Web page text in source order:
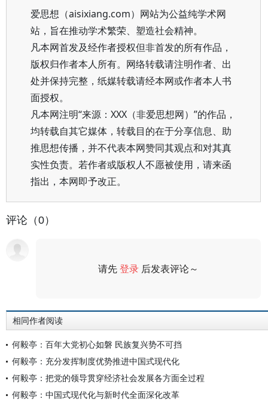
爱思想（aisixiang.com）网站为公益纯学术网
站，旨在推动学术繁荣、塑造社会精神。
凡本网首发及经作者授权但非首发的所有作品，
版权归作者本人所有。网络转载请注明作者、出
处并保持完整，纸媒转载请经本网或作者本人书
面授权。
凡本网注明“来源：XXX（非爱思想网）”的作品，
均转载自其它媒体，转载目的在于分享信息、助
推思想传播，并不代表本网赞同其观点和对其真
实性负责。若作者或版权人不愿被使用，请来函
指出，本网即予改正。
评论（0）
请先登录 后发表评论～
相同作者阅读
何毅亭：百年大党初心如磐 民族复兴势不可挡
何毅亭：充分发挥制度优势推进中国式现代化
何毅亭：把党的领导贯穿经济社会发展各方面全过程
何毅亭：中国式现代化与新时代全面深化改革